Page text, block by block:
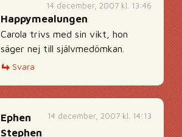
14 december, 2007 kl. 13:46
Happymealungen
Carola trivs med sin vikt, hon
säger nej till självmedömkan.
Svara
14 december, 2007 kl. 14:13
Ephen
Stephen